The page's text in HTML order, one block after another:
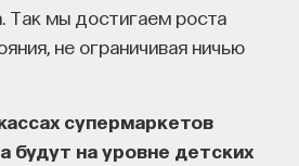
Так мы достигаем роста
не ограничивая ничью
супермаркетов
будут на уровне детских